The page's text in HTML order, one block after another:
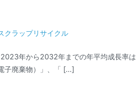
クラップリサイクル
年から2032年までの年平均成長率は
子廃棄物）」、「 […]